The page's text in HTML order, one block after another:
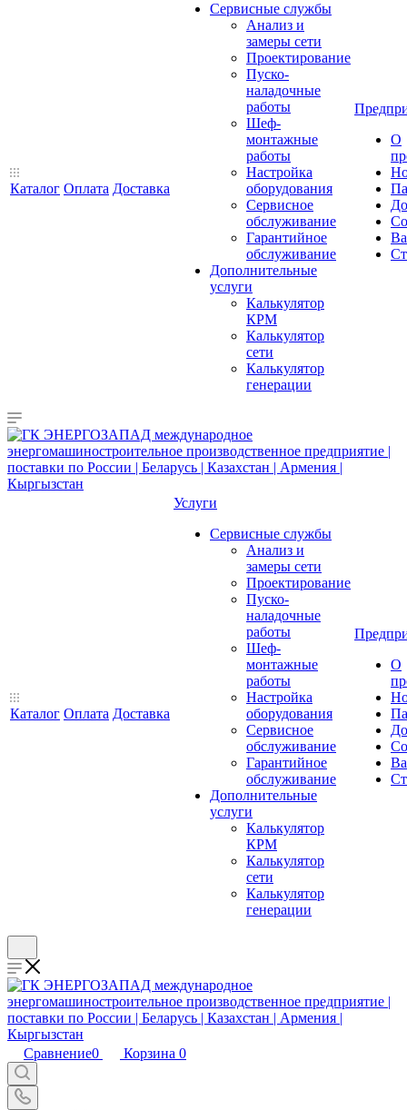
Каталог Оплата Доставка
Сервисные службы
Анализ и
замеры сети
Проектирование
Пуско-
наладочные
работы
Шеф-
монтажные
работы
Настройка
оборудования
Сервисное
обслуживание
Гарантийное
обслуживание
Дополнительные
услуги
Калькулятор
КРМ
Калькулятор
сети
Калькулятор
генерации
О
Каталог Оплата Доставка
Услуги
Сервисные службы
Анализ и
замеры сети
Проектирование
Пуско-
наладочные
работы
Шеф-
монтажные
работы
Настройка
оборудования
Сервисное
обслуживание
Гарантийное
обслуживание
Дополнительные
услуги
Калькулятор
КРМ
Калькулятор
сети
Калькулятор
генерации
О
Сравнение0 Корзина 0